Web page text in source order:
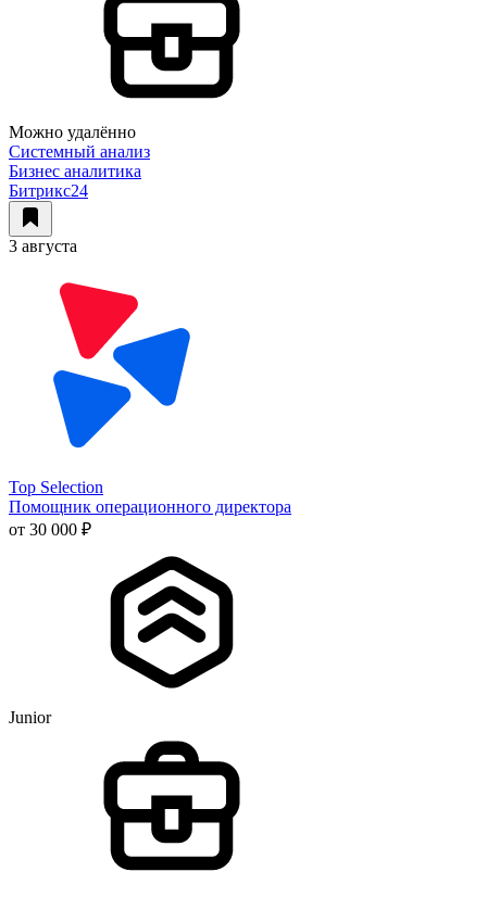
Можно удалённо
Системный анализ
Бизнес аналитика
Битрикс24
3 августа
Top Selection
Помощник операционного директора
от 30 000 ₽
Junior